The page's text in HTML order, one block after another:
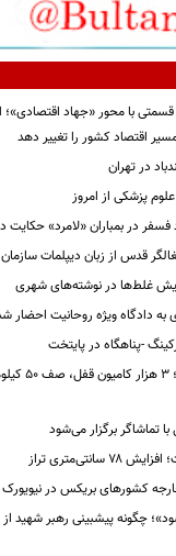
آغاز یک سلسله‌کلیپ ۱۰ قسمتی با محور «جهاد
اقتصاد کشور را تغییر دهد
در تهران
پزشکی از امروز
در بمباران «لامرد» حکایت
قدس از زبان دیپلمات
غلط‌ها در نوشته‌های شهری
به دادگاه ویژه روحانیت احضار
-پناهگاه در پایتخت
تماشاگر برگزار می‌شود
تراز
کشورهای بریکس در نیویورک
چگونه پیشبینی رهبر شهید